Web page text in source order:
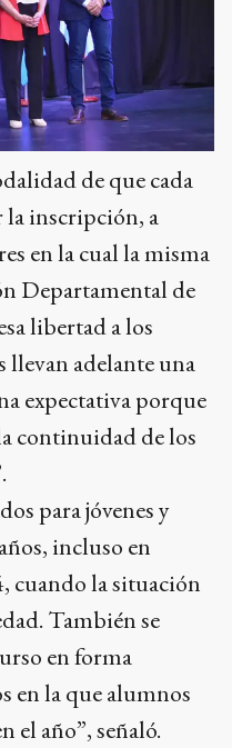
de que cada
la inscripción, a
en la cual la misma
Departamental de
libertad a los
llevan adelante una
expectativa porque
continuidad de los
para jóvenes y
incluso en
cuando la situación
También se
en forma
en la que alumnos
el año”, señaló.